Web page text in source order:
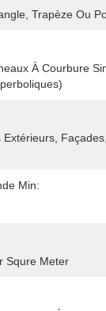
Trapèze Ou
À Courbure
Min:
Squre Meter